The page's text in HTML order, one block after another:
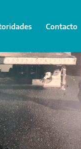
Contacto